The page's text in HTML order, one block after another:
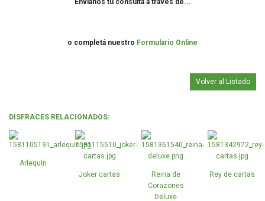
Envianos tu consulta a través de...
o completá nuestro Formulario Online
Volver al Listado
DISFRACES RELACIONADOS:
Arlequín
Joker cartas
Reina de
Corazones
Deluxe
Rey de cartas